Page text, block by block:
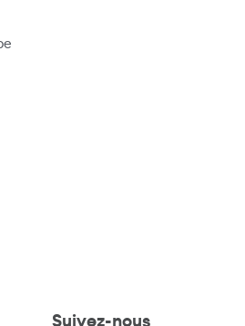
une nouvelle fenêtre)
Suivez-nous